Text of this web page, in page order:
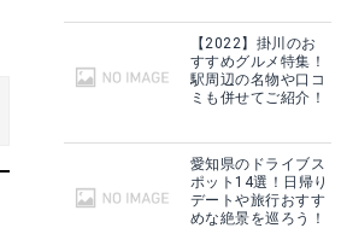
【2022】掛川のお
すすめグルメ特集！
駅周辺の名物や口コ
ミも併せてご紹介！
愛知県のドライブス
ポット14選！日帰り
デートや旅行おすす
めな絶景を巡ろう！